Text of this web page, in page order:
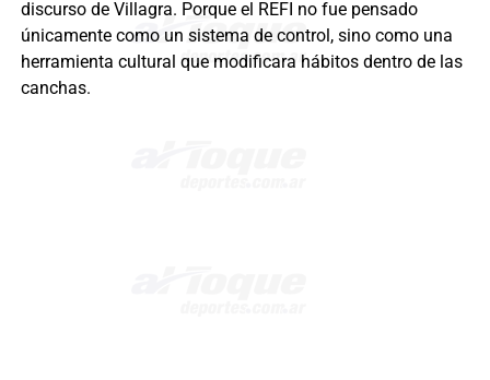
discurso de Villagra. Porque el REFI no fue pensado
únicamente como un sistema de control, sino como una
herramienta cultural que modificara hábitos dentro de las
canchas.